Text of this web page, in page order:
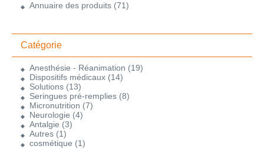
Annuaire des produits (71)
Catégorie
Anesthésie - Réanimation (19)
Dispositifs médicaux (14)
Solutions (13)
Seringues pré-remplies (8)
Micronutrition (7)
Neurologie (4)
Antalgie (3)
Autres (1)
cosmétique (1)